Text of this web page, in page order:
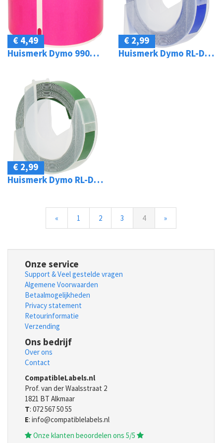
€ 4,49
Huismerk Dymo 99010 standard address 89 mm x 28 mm roze
€ 2,99
Huismerk Dymo RL-D-520106-BL Embossing tape zwart op blauw breedte 9 mm
€ 2,99
Huismerk Dymo RL-D-520108-GR Embossing tape zwart op groen breedte 9 mm
« 1 2 3 4 »
Onze service
Support & Veel gestelde vragen
Algemene Voorwaarden
Betaalmogelijkheden
Privacy statement
Retourinformatie
Verzending
Ons bedrijf
Over ons
Contact
CompatibleLabels.nl
Prof. van der Waalsstraat 2
1821 BT Alkmaar
T: 072 567 50 55
E: info@compatiblelabels.nl
Onze klanten beoordelen ons 5/5